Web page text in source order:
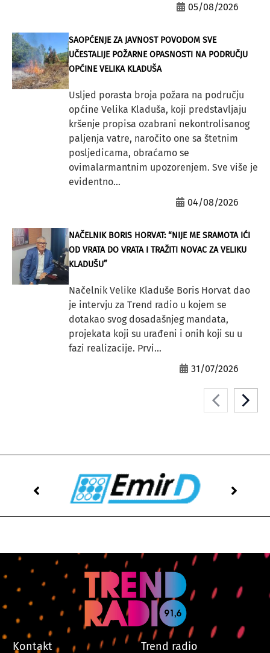
05/08/2026
SAOPĆENJE ZA JAVNOST POVODOM SVE
UČESTALIJE POŽARNE OPASNOSTI NA PODRUČJU
OPĆINE VELIKA KLADUŠA
Usljed porasta broja požara na području
općine Velika Kladuša, koji predstavljaju
kršenje propisa ozabrani nekontrolisanog
paljenja vatre, naročito one sa štetnim
posljedicama, obraćamo se
ovimalarmantnim upozorenjem. Sve više je
evidentno...
04/08/2026
NAČELNIK BORIS HORVAT: “NIJE ME SRAMOTA IĆI
OD VRATA DO VRATA I TRAŽITI NOVAC ZA VELIKU
KLADUŠU”
Načelnik Velike Kladuše Boris Horvat dao
je intervju za Trend radio u kojem se
dotakao svog dosadašnjeg mandata,
projekata koji su urađeni i onih koji su u
fazi realizacije. Prvi...
31/07/2026
Kontakt Trend radio